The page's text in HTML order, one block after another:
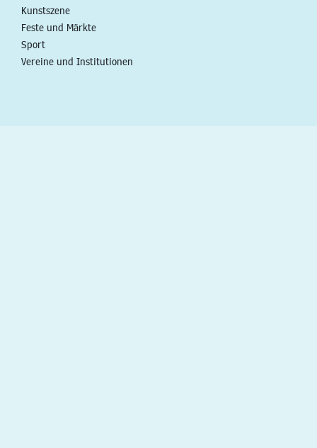
Kunstszene
Feste und Märkte
Sport
Vereine und Institutionen